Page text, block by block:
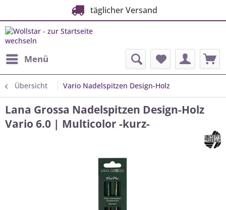
täglicher Versand
Menü
Übersicht Vario Nadelspitzen Design-Holz
Lana Grossa Nadelspitzen Design-Holz
Vario 6.0 | Multicolor -kurz-